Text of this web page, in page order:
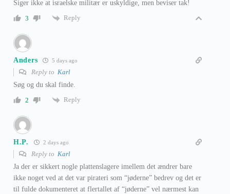
Siger ikke at israelske militær er uskyldige, men beviser tak!
3
Reply
Anders 5 days ago
Reply to Karl
Søg og du skal finde.
2
Reply
H.P. 2 days ago
Reply to Karl
Ja der er sikkert nogle plattenslagere imellem det ændrer bare
ikke noget ved at det var pirateri som “jøderne” bedrev og det er
til fulde dokumenteret at flertallet af “jøderne” vel nærmest kan